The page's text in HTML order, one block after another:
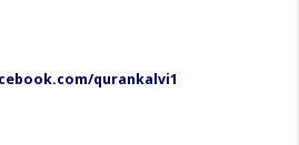
qurankalvi1